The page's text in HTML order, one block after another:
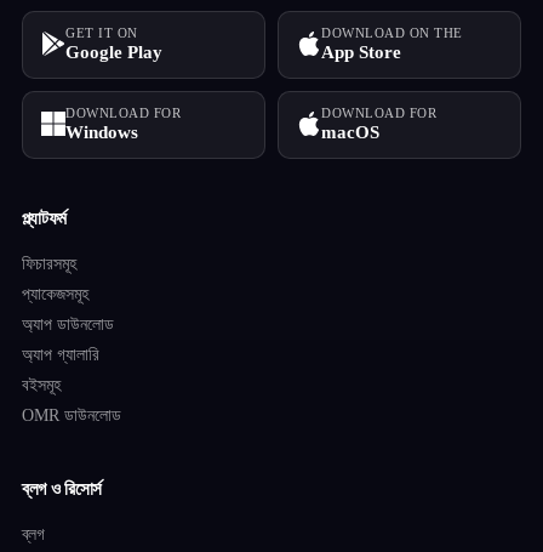
GET IT ON
Google Play
DOWNLOAD ON THE
App Store
DOWNLOAD FOR
Windows
DOWNLOAD FOR
macOS
প্ল্যাটফর্ম
ফিচারসমূহ
প্যাকেজসমূহ
অ্যাপ ডাউনলোড
অ্যাপ গ্যালারি
বইসমূহ
OMR ডাউনলোড
ব্লগ ও রিসোর্স
ব্লগ